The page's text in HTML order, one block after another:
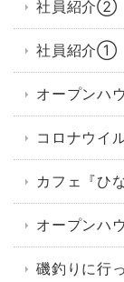
社員紹介②
社員紹介①
オープンハ
コロナウイ
カフェ『ひ
オープンハ
磯釣りに行